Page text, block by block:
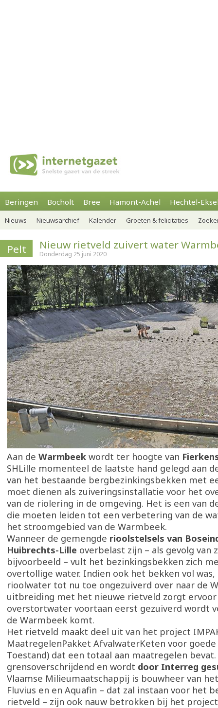
Beringen Bocholt Bree Hamont-Achel Hechtel-
Nieuws Nieuwsarchief Kalender Groeten & felicitaties
Pelt Nieuw rietveld zuivert water
Donderdag 25 juni 2020
Aan de Warmbeek wordt ter hoogte van
SHLille momenteel de laatste hand gelegd aan
van het bestaande bergbezinkingsbekken met
moet dienen als zuiveringsinstallatie voor het
van de riolering in de omgeving. Het is een van
die moeten leiden tot een verbetering van de
het stroomgebied van de Warmbeek.
Wanneer de gemengde rioolstelsels van
Huibrechts-Lille overbelast zijn – als gevolg van
bijvoorbeeld – vult het bezinkingsbekken zich
overtollige water. Indien ook het bekken vol
rioolwater tot nu toe ongezuiverd over naar de
uitbreiding met het nieuwe rietveld zorgt
overstortwater voortaan eerst gezuiverd wordt
de Warmbeek komt.
Het rietveld maakt deel uit van het project
MaatregelenPakket AfvalwaterKeten voor
Toestand) dat een totaal aan maatregelen
grensoverschrijdend en wordt door Interreg
Vlaamse Milieumaatschappij is bouwheer van
Fluvius en en Aquafin – dat zal instaan voor het
rietveld – zijn ook nauw betrokken bij het